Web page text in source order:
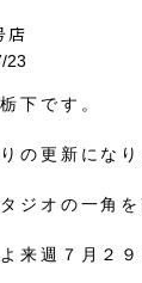
店
23
下です。
の更新にな
ジオの一角
来週７月２